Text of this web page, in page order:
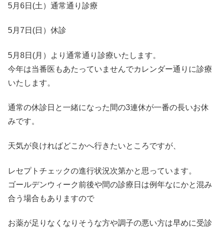
5月6日(土）通常通り診療
5月7日(日）休診
5月8日(月）より通常通り診療いたします。
今年は当番医もあたっていませんでカレンダー通りに診療
いたします。
通常の休診日と一緒になった間の3連休が一番の長いお休
みです。
天気が良ければどこかへ行きたいところですが、
レセプトチェックの進行状況次第かと思っています。
ゴールデンウィーク前後や間の診療日は例年なにかと混み
合う場合もありますので
お薬が足りなくなりそうな方や調子の悪い方は早めに受診